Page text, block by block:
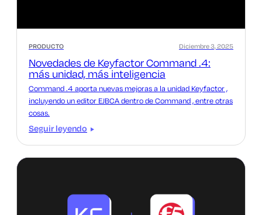
PRODUCTO
Novedades de Keyfactor Command .4:
más unidad, más inteligencia
Diciembre 3, 2025
Command .4 aporta nuevas mejoras a la unidad Keyfactor ,
incluyendo un editor EJBCA dentro de Command , entre otras
cosas.
Seguir leyendo